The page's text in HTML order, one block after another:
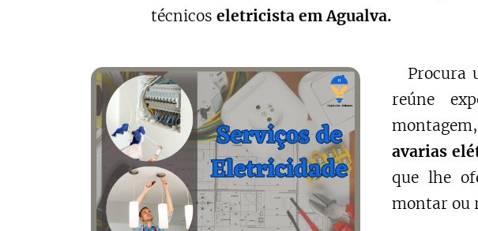
técnicos eletricista em Agualva.
Procura
reúne
avarias
que lhe
montar ou